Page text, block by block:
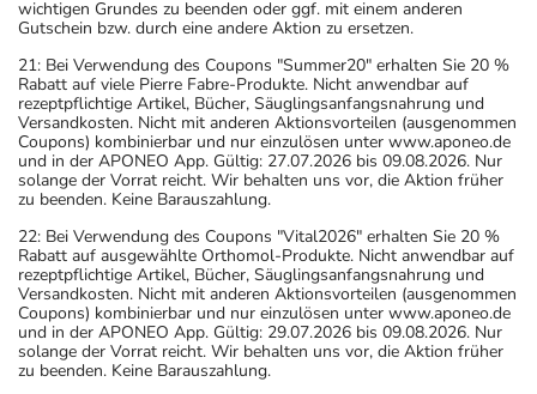
wichtigen Grundes zu beenden oder ggf. mit einem anderen
Gutschein bzw. durch eine andere Aktion zu ersetzen.
21: Bei Verwendung des Coupons "Summer20" erhalten Sie 20 %
Rabatt auf viele Pierre Fabre-Produkte. Nicht anwendbar auf
rezeptpflichtige Artikel, Bücher, Säuglingsanfangsnahrung und
Versandkosten. Nicht mit anderen Aktionsvorteilen (ausgenommen
Coupons) kombinierbar und nur einzulösen unter www.aponeo.de
und in der APONEO App. Gültig: 27.07.2026 bis 09.08.2026. Nur
solange der Vorrat reicht. Wir behalten uns vor, die Aktion früher
zu beenden. Keine Barauszahlung.
22: Bei Verwendung des Coupons "Vital2026" erhalten Sie 20 %
Rabatt auf ausgewählte Orthomol-Produkte. Nicht anwendbar auf
rezeptpflichtige Artikel, Bücher, Säuglingsanfangsnahrung und
Versandkosten. Nicht mit anderen Aktionsvorteilen (ausgenommen
Coupons) kombinierbar und nur einzulösen unter www.aponeo.de
und in der APONEO App. Gültig: 29.07.2026 bis 09.08.2026. Nur
solange der Vorrat reicht. Wir behalten uns vor, die Aktion früher
zu beenden. Keine Barauszahlung.